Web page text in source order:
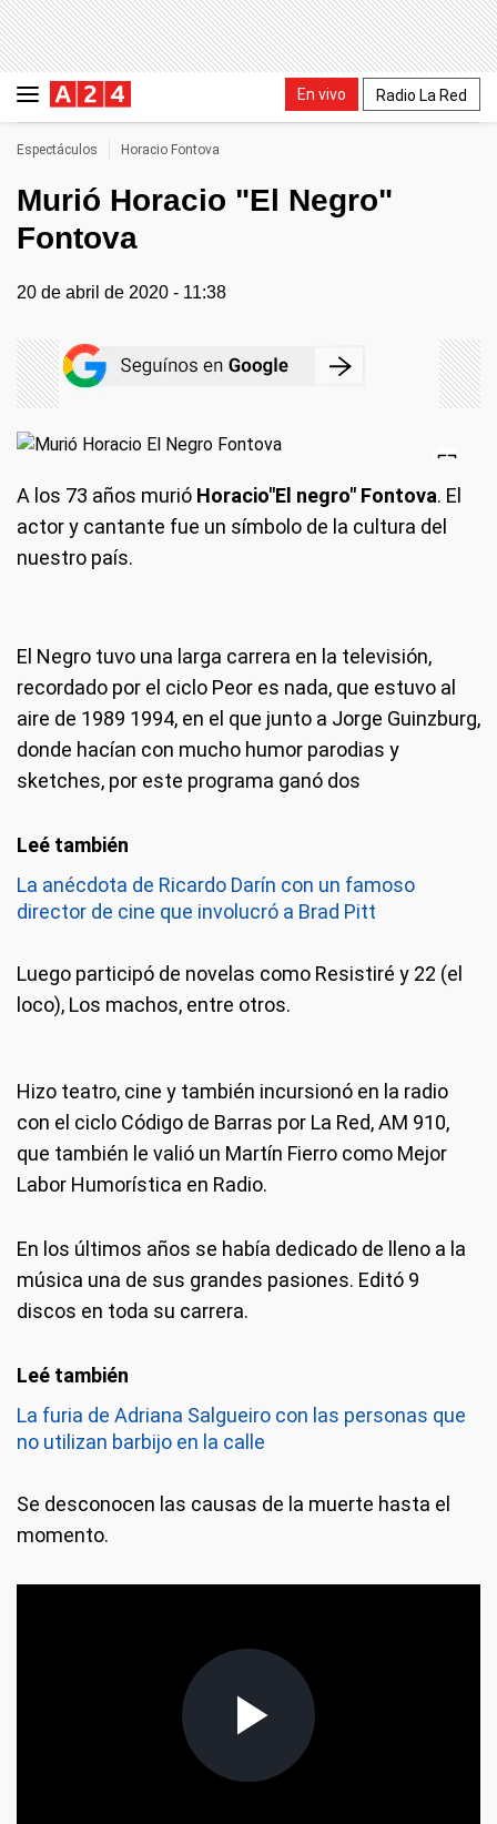
En vivo Radio La Red
Espectáculos Horacio Fontova
Murió Horacio "El Negro"
Fontova
20 de abril de 2020 - 11:38
A los 73 años murió Horacio"El negro" Fontova. El
actor y cantante fue un símbolo de la cultura del
nuestro país.
El Negro tuvo una larga carrera en la televisión,
recordado por el ciclo Peor es nada, que estuvo al
aire de 1989 1994, en el que junto a Jorge Guinzburg,
donde hacían con mucho humor parodias y
sketches, por este programa ganó dos
La anécdota de Ricardo Darín con un famoso
director de cine que involucró a Brad Pitt
Luego participó de novelas como Resistiré y 22 (el
loco), Los machos, entre otros.
Hizo teatro, cine y también incursionó en la radio
con el ciclo Código de Barras por La Red, AM 910,
que también le valió un Martín Fierro como Mejor
Labor Humorística en Radio.
En los últimos años se había dedicado de lleno a la
música una de sus grandes pasiones. Editó 9
discos en toda su carrera.
La furia de Adriana Salgueiro con las personas que
no utilizan barbijo en la calle
Se desconocen las causas de la muerte hasta el
momento.